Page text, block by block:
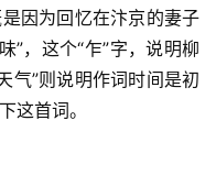
因为回忆在汴京的妻子
”，这个“乍”字，说明柳
气”则说明作词时间是初
这首词。